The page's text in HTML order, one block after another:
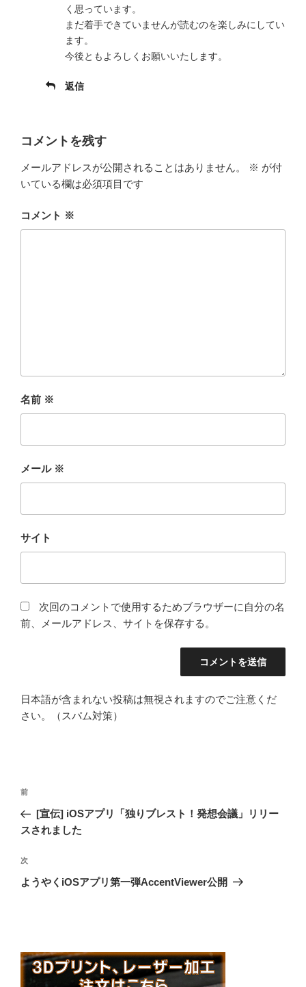
く思っています。
まだ着手できていませんが読むのを楽しみにしてい
ます。
今後ともよろしくお願いいたします。
返信
コメントを残す
メールアドレスが公開されることはありません。 ※ が付
いている欄は必須項目です
コメント ※
名前 ※
メール ※
サイト
次回のコメントで使用するためブラウザーに自分の名
前、メールアドレス、サイトを保存する。
日本語が含まれない投稿は無視されますのでご注意くだ
さい。（スパム対策）
投
ナ
ゲ
ー
前
の
投
前
[宣伝] iOSアプリ「独りブレスト！発想会議」リリー
スされました
次
の
次
ようやくiOSアプリ第一弾AccentViewer公開